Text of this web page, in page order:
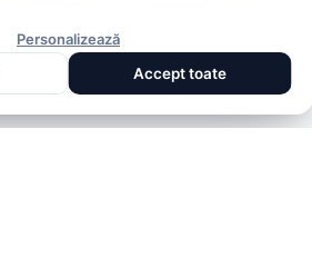
Personalizează
Accept toate